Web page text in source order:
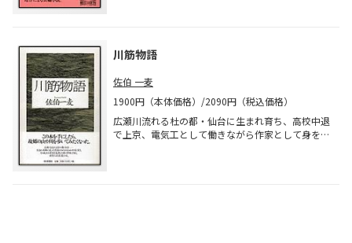
川筋物語
佐伯 一麦
1900円（本体価格）/2090円（税込価格）
広瀬川流れる杜の都・仙台に生まれ育ち、高校中退
で上京、電気工として働きながら作家として身を立